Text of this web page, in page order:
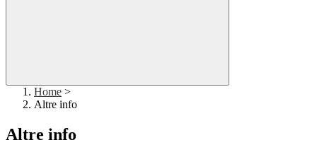
Home >
Altre info
Altre info